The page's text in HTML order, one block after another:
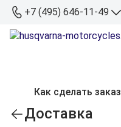
+7 (495) 646-11-49
Как сделать заказ
Доставка